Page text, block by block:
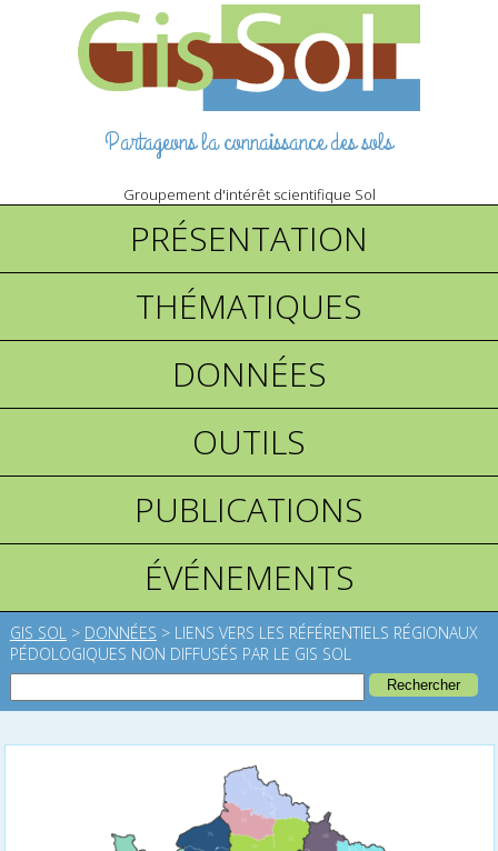
Partageons la connaissance des sols
Groupement d'intérêt scientifique Sol
PRÉSENTATION
THÉMATIQUES
DONNÉES
OUTILS
PUBLICATIONS
ÉVÉNEMENTS
GIS SOL > DONNÉES > LIENS VERS LES RÉFÉRENTIELS RÉGIONAUX
PÉDOLOGIQUES NON DIFFUSÉS PAR LE GIS SOL